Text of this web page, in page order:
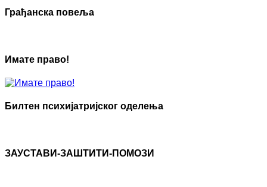
Грађанска повеља
Имате право!
Билтен психијатријског оделења
ЗАУСТАВИ-ЗАШТИТИ-ПОМОЗИ